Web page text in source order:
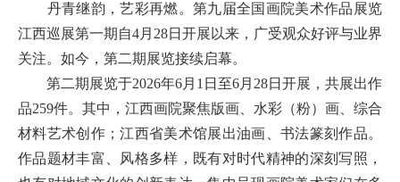
丹青继韵，艺彩再燃。第九届全国画院美术作品展览
江西巡展第一期自4月 28日开展以来，广受观众好评与业界
关注。如今，第二期展览接续启幕。
第二期展览于2026年6月 1 日至6月 28日开展，共展出作
品259件。其中，江西画院聚焦版画、水彩（粉）画、综合
材料艺术创作；江西省美术馆展出油画、书法篆刻作品。
作品题材丰富、风格多样，既有对时代精神的深刻写照，